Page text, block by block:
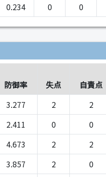
0.234 0 0
防御率 失点 自責点
3.277 2 2
2.411 0 0
4.673 2 2
3.857 2 0